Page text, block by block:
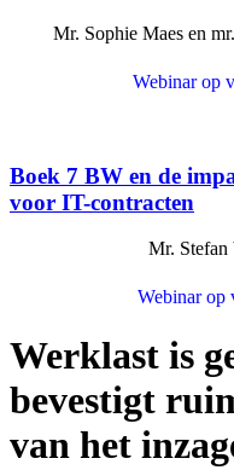
Mr. Sophie Maes en
Webinar op
Boek 7 BW en de
voor IT-contracten
Mr. Stefan
Webinar op
Werklast is
bevestigt
van het